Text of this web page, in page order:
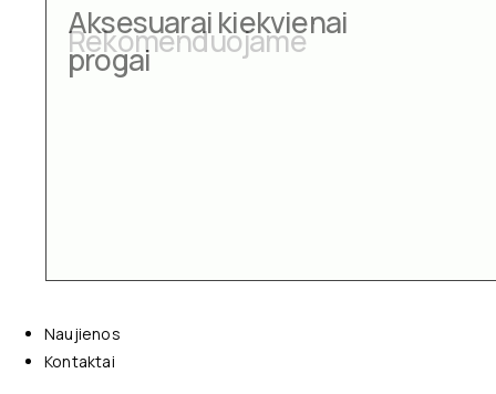
Aksesuarai kiekvienai
progai
Naujienos
Kontaktai